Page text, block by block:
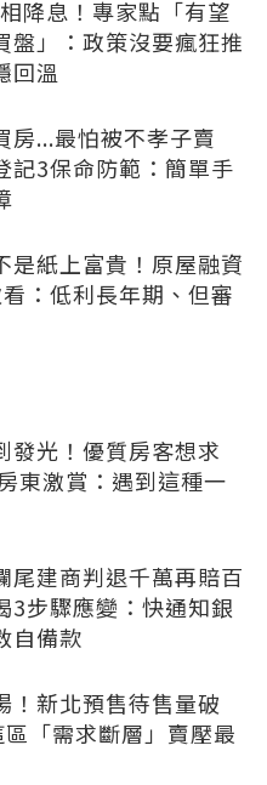
降息！專家點「有望
盤」：政策沒要瘋狂推
回溫
房...最怕被不孝子賣
記3保命防範：簡單手
是紙上富貴！原屋融資
：低利長年期、但審
發光！優質房客想求
東激賞：遇到這種一
尾建商判退千萬再賠百
3步驟應變：快通知銀
自備款
！新北預售待售量破
「需求斷層」賣壓最